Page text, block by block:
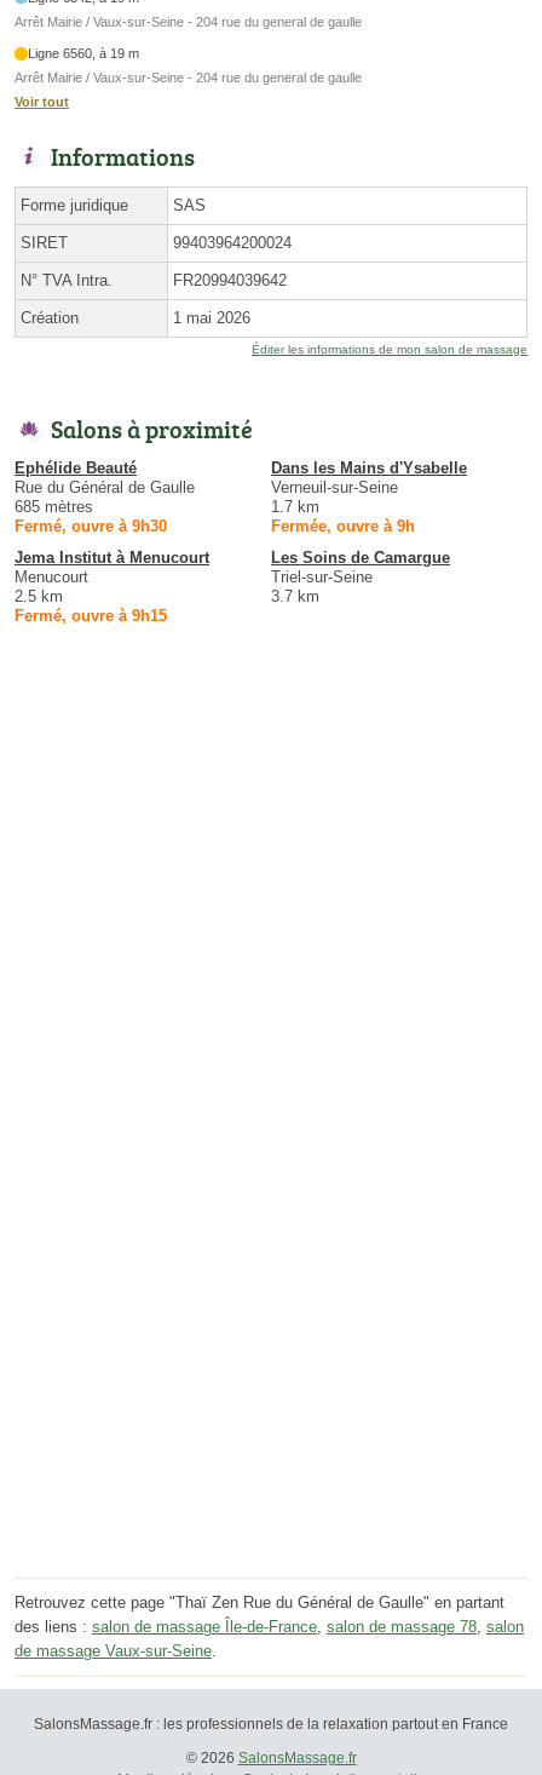
Arrêt Mairie / Vaux-sur-Seine - 204 rue du general de gaulle
Ligne 6560, à 19 m
Arrêt Mairie / Vaux-sur-Seine - 204 rue du general de gaulle
Voir tout
Informations
Forme juridique SAS
SIRET 99403964200024
N° TVA Intra. FR20994039642
Création 1 mai 2026
Éditer les informations de mon salon de massage
Salons à proximité
Ephélide Beauté
Rue du Général de Gaulle
685 mètres
Fermé, ouvre à 9h30
Dans les Mains d'Ysabelle
Verneuil-sur-Seine
1.7 km
Fermée, ouvre à 9h
Jema Institut à Menucourt
Menucourt
2.5 km
Fermé, ouvre à 9h15
Les Soins de Camargue
Triel-sur-Seine
3.7 km
Retrouvez cette page "Thaï Zen Rue du Général de Gaulle" en partant
des liens : salon de massage Île-de-France, salon de massage 78, salon
de massage Vaux-sur-Seine.
SalonsMassage.fr : les professionnels de la relaxation partout en France
© 2026 SalonsMassage.fr